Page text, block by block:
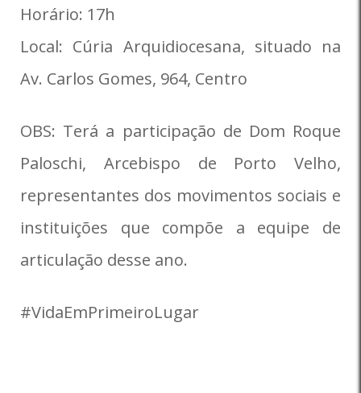
Horário: 17h
Local: Cúria Arquidiocesana, situado na
Av. Carlos Gomes, 964, Centro
OBS: Terá a participação de Dom Roque
Paloschi, Arcebispo de Porto Velho,
representantes dos movimentos sociais e
instituições que compõe a equipe de
articulação desse ano.
#VidaEmPrimeiroLugar